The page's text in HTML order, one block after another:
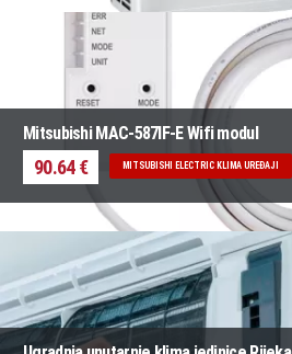
Mitsubishi MAC-587IF-E Wifi modul
90.64 € MITSUBISHI ELECTRIC KLIMA UREĐAJI